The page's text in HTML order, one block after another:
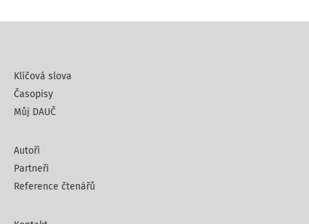
Klíčová slova
Časopisy
Můj DAUČ
Autoři
Partneři
Reference čtenářů